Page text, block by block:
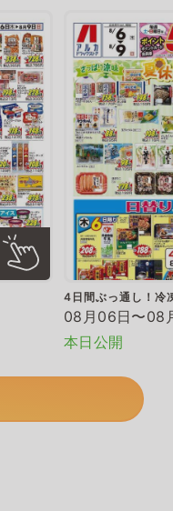
4日間ぶっ通し！冷
08月06日〜08
本日公開